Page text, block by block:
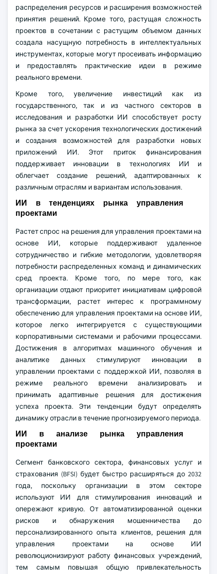
распределения ресурсов и расширения возможностей
принятия решений. Кроме того, растущая сложность
проектов в сочетании с растущим объемом данных
создала насущную потребность в интеллектуальных
инструментах, которые могут просеивать информацию
и предоставлять практические идеи в режиме
реального времени.
Кроме того, увеличение инвестиций как из
государственного, так и из частного секторов в
исследования и разработки ИИ способствует росту
рынка за счет ускорения технологических достижений
и создания возможностей для разработки новых
приложений ИИ. Этот приток финансирования
поддерживает инновации в технологиях ИИ и
облегчает создание решений, адаптированных к
различным отраслям и вариантам использования.
ИИ в тенденциях рынка управления
проектами
Растет спрос на решения для управления проектами на
основе ИИ, которые поддерживают удаленное
сотрудничество и гибкие методологии, удовлетворяя
потребности распределенных команд и динамических
сред проекта. Кроме того, по мере того, как
организации отдают приоритет инициативам цифровой
трансформации, растет интерес к программному
обеспечению для управления проектами на основе ИИ,
которое легко интегрируется с существующими
корпоративными системами и рабочими процессами.
Достижения в алгоритмах машинного обучения и
аналитике данных стимулируют инновации в
управлении проектами с поддержкой ИИ, позволяя в
режиме реального времени анализировать и
принимать адаптивные решения для достижения
успеха проекта. Эти тенденции будут определять
динамику отрасли в течение прогнозируемого периода.
ИИ в анализе рынка управления
проектами
Сегмент банковского сектора, финансовых услуг и
страхования (BFSI) будет быстро расширяться до 2032
года, поскольку организации в этом секторе
используют ИИ для стимулирования инноваций и
опережают кривую. От автоматизированной оценки
рисков и обнаружения мошенничества до
персонализированного опыта клиентов, решения для
управления проектами на основе ИИ
революционизируют работу финансовых учреждений,
тем самым повышая общую привлекательность